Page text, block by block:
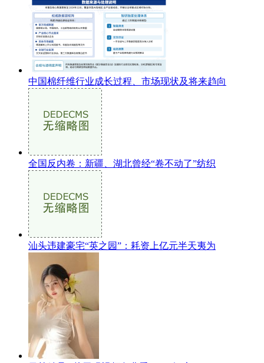
中国棉纤维行业成长过程、市场现状及将来趋向
全国反内卷：新疆、湖北曾经“卷不动了”纺织
汕头违建豪宅“英之园”：耗资上亿元半天夷为